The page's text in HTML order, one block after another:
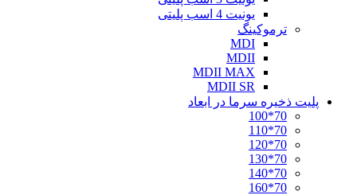
یونیت 4 اسب پلیتی
ترموکینگ
MDI
MDII
MDII MAX
MDII SR
پلیت ذخیره سرما در ابعاد
70*100
70*110
70*120
70*130
70*140
70*160